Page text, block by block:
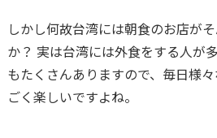
しかし何故台湾には朝食のお店が
か？ 実は台湾には外食をする人が
もたくさんありますので、毎日様
ごく楽しいですよね。